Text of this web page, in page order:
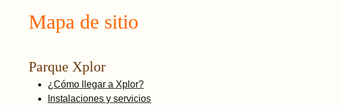
Mapa de sitio
Parque Xplor
¿Cómo llegar a Xplor?
Instalaciones y servicios